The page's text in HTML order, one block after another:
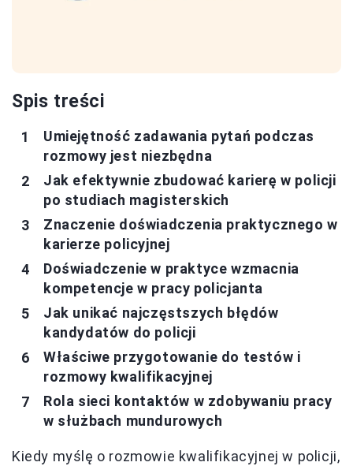
Spis treści
Umiejętność zadawania pytań podczas
rozmowy jest niezbędna
Jak efektywnie zbudować karierę w policji
po studiach magisterskich
Znaczenie doświadczenia praktycznego w
karierze policyjnej
Doświadczenie w praktyce wzmacnia
kompetencje w pracy policjanta
Jak unikać najczęstszych błędów
kandydatów do policji
Właściwe przygotowanie do testów i
rozmowy kwalifikacyjnej
Rola sieci kontaktów w zdobywaniu pracy
w służbach mundurowych
Kiedy myślę o rozmowie kwalifikacyjnej w policji,